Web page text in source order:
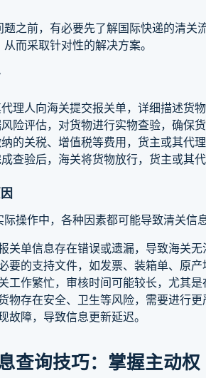
之前，有必要先了解国际快递的清关
而采取针对性的解决方案。
理人向海关提交报关单，详细描述货
险评估，对货物进行实物查验，确保
的关税、增值税等费用，货主或其代理
查验后，海关将货物放行，货主或其
操作中，各种因素都可能导致清关信
关单信息存在错误或遗漏，导致海关无
要的支持文件，如发票、装箱单、原产
工作繁忙，审核时间可能较长，尤其是
物存在安全、卫生等风险，需要进行更
故障，导致信息更新延迟。
查询技巧：掌握主动权